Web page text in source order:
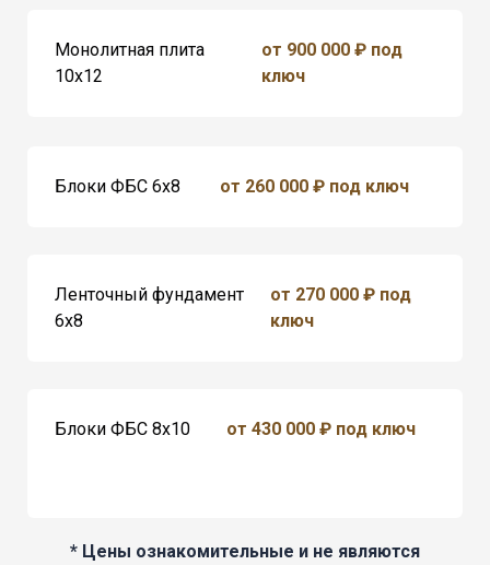
Монолитная плита
10х12
от 900 000 ₽ под
ключ
Блоки ФБС 6х8 от 260 000 ₽ под ключ
Ленточный фундамент
6х8
от 270 000 ₽ под
ключ
Блоки ФБС 8x10 от 430 000 ₽ под ключ
* Цены ознакомительные и не являются